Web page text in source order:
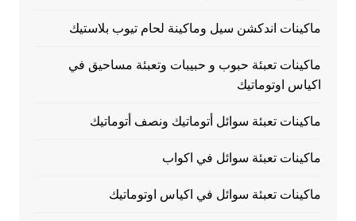
ماكينات اندكشن سيل وماكينة لحام تيوب بلاستيك
ماكينات تعبئة حبوب و حبيبات وتعبئة مساحيق في
اكياس اوتوماتيك
ماكينات تعبئة سوائل أتوماتيك ونصف أتوماتيك
ماكينات تعبئة سوائل في اكواب
ماكينات تعبئة سوائل في اكياس اوتوماتيك